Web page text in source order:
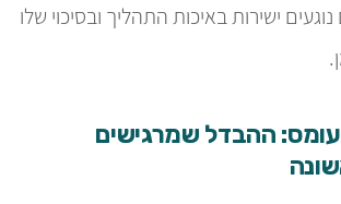
ישירות באיכות התהליך ובסיכוי שלו
עומס: ההבדל שמרגישים